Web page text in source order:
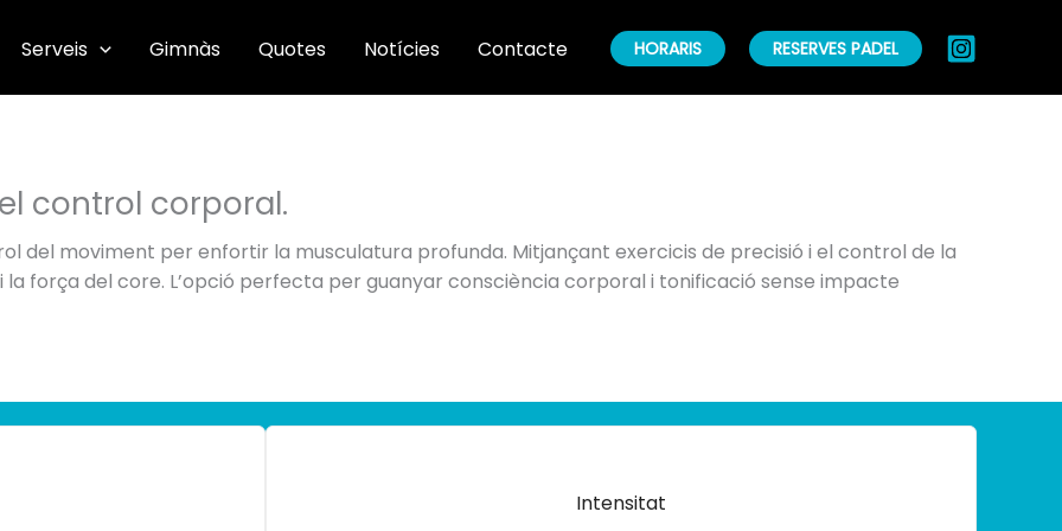
Serveis Gimnàs Quotes Notícies Contacte HORARIS RESERVES PADEL
control corporal.
del moviment per enfortir la musculatura profunda. Mitjançant exercicis de precisió i el control de la
força del core. L’opció perfecta per guanyar consciència corporal i tonificació sense impacte
Intensitat